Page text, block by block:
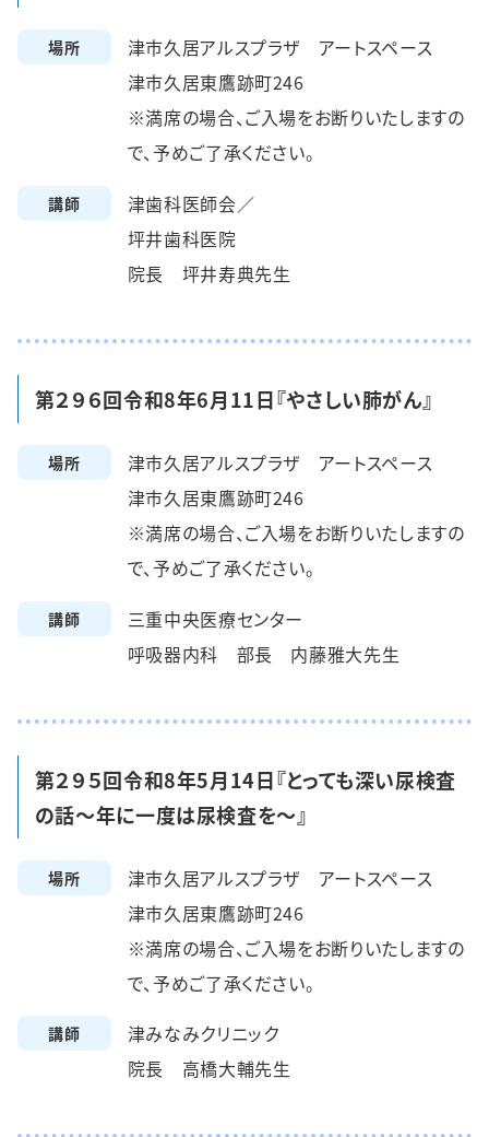
場所
津市久居アルスプラザ アートスペース
津市久居東鷹跡町246
※満席の場合、ご入場をお断りいたしますの
で、予めご了承ください。
講師
津歯科医師会／
坪井歯科医院
院長 坪井寿典先生
第２９６回令和8年6月11日『やさしい肺がん』
場所
津市久居アルスプラザ アートスペース
津市久居東鷹跡町246
※満席の場合、ご入場をお断りいたしますの
で、予めご了承ください。
講師
三重中央医療センター
呼吸器内科 部長 内藤雅大先生
第２９５回令和8年5月14日『とっても深い尿検査
の話～年に一度は尿検査を～』
場所
津市久居アルスプラザ アートスペース
津市久居東鷹跡町246
※満席の場合、ご入場をお断りいたしますの
で、予めご了承ください。
講師
津みなみクリニック
院長 高橋大輔先生